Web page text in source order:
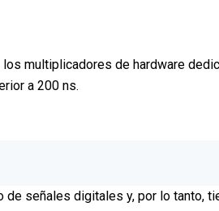
multiplicadores de hardware
a 200 ns.
señales digitales y, por lo tanto,